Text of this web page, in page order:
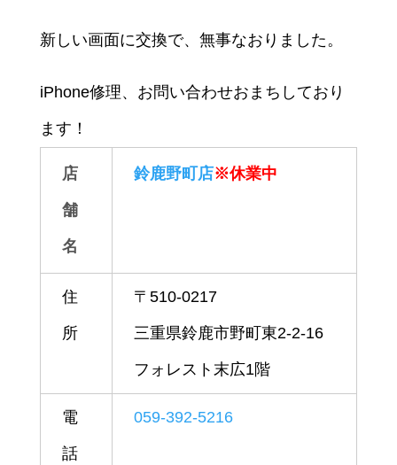
新しい画面に交換で、無事なおりました。
iPhone修理、お問い合わせおまちしており
ます！
店
舗
名
鈴鹿野町店※休業中
住
所
〒510-0217
三重県鈴鹿市野町東2-2-16
フォレスト末広1階
電
話
059-392-5216